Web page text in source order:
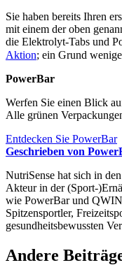
Sie haben bereits Ihren
mit einem der oben
die Elektrolyt-Tabs und
Aktion; ein Grund
PowerBar
Werfen Sie einen Blick
Alle grünen
Entdecken Sie PowerBar
Geschrieben von
NutriSense hat sich in
Akteur in der (Sport-
wie PowerBar und
Spitzensportler,
gesundheitsbewussten
Andere